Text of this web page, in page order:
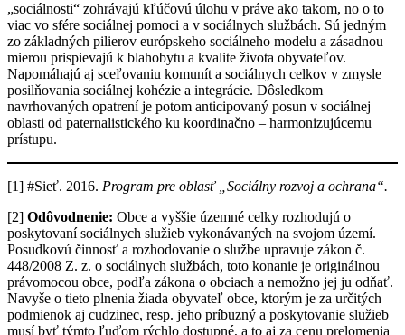
„sociálnosti“ zohrávajú kľúčovú úlohu v práve ako takom, no o to
viac vo sfére sociálnej pomoci a v sociálnych službách. Sú jedným
zo základných pilierov európskeho sociálneho modelu a zásadnou
mierou prispievajú k blahobytu a kvalite života obyvateľov.
Napomáhajú aj sceľovaniu komunít a sociálnych celkov v zmysle
posilňovania sociálnej kohézie a integrácie. Dôsledkom
navrhovaných opatrení je potom anticipovaný posun v sociálnej
oblasti od paternalistického ku koordinačno – harmonizujúcemu
prístupu.
[1] #Sieť. 2016. Program pre oblasť „Sociálny rozvoj a ochrana“.
[2] Odôvodnenie: Obce a vyššie územné celky rozhodujú o
poskytovaní sociálnych služieb vykonávaných na svojom území.
Posudkovú činnosť a rozhodovanie o službe upravuje zákon č.
448/2008 Z. z. o sociálnych službách, toto konanie je originálnou
právomocou obce, podľa zákona o obciach a nemožno jej ju odňať.
Navyše o tieto plnenia žiada obyvateľ obce, ktorým je za určitých
podmienok aj cudzinec, resp. jeho príbuzný a poskytovanie služieb
musí byť týmto ľuďom rýchlo dostupné, a to aj za cenu prelomenia